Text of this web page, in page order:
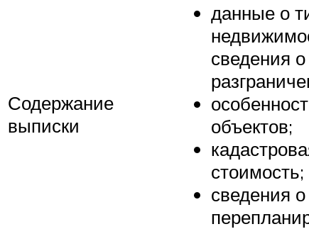
Содержание
выписки
данные о
сведения о
объектов;
стоимость;
сведения о